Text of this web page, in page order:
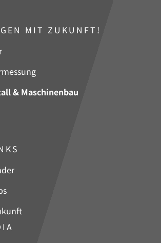
MIT ZUKUNFT!
& Maschinenbau